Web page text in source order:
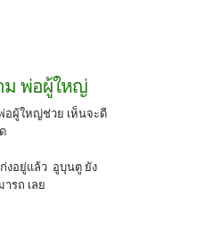
ม พ่อผู้ใหญ่
อผู้ใหญ่ช่วย เห็นจะดี
ก่งอยู่แล้ว อูบุนตู ยัง
ารถ เลย